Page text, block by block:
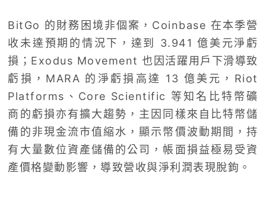
BitGo 的財務困境非個案，Coinbase 在本季營
收未達預期的情況下，達到 3.941 億美元淨虧
損；Exodus Movement 也因活躍用戶下滑導致
虧損，MARA 的淨虧損高達 13 億美元，Riot
Platforms、Core Scientific 等知名比特幣礦
商的虧損亦有擴大趨勢，主因同樣來自比特幣儲
備的非現金流市值縮水，顯示幣價波動期間，持
有大量數位資產儲備的公司，帳面損益極易受資
產價格變動影響，導致營收與淨利潤表現脫鉤。